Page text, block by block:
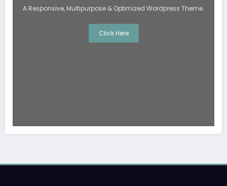
A Responsive, Multipurpose & Optimized Wordpress Theme.
Click Here